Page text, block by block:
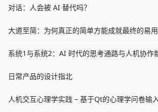
对话：人会被 AI 替代吗？
大道至简：为何真正的简单方能成就最终的易用
日常产品的设计指北